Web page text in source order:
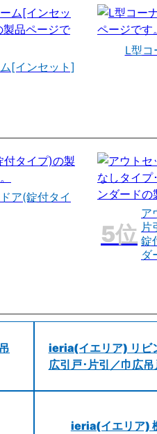
[インセット]
L型コ
ア(錠付タイ
ア
片
錠
ダ
ieria(イエリア) リビ
広引戸･片引／巾広吊
ieria(イエリア)